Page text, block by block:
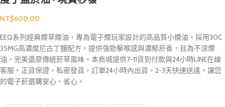
NT$600.00
EEQ系列經典煙草煙油，專為電子煙玩家設計的高品質小煙油。採用30C
35MG高濃度尼古丁鹽配方，提供強勁擊喉感與濃郁菸香，且為不涼煙
油，完美還原傳統菸草風味。本商城提供7-11貨到付款與24小時LINE在線
客服。正貨保證，私密發貨，訂單24小時內出貨，2-3天快速送達。讓您
的電子菸選購安心、省心。